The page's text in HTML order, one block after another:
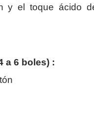
y el toque ácido
a 6 boles) :